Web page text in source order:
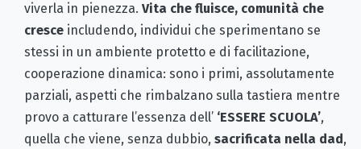
viverla in pienezza. Vita che fluisce, comunità che
cresce includendo, individui che sperimentano se
stessi in un ambiente protetto e di facilitazione,
cooperazione dinamica: sono i primi, assolutamente
parziali, aspetti che rimbalzano sulla tastiera mentre
provo a catturare l’essenza dell’ ‘ESSERE SCUOLA’,
quella che viene, senza dubbio, sacrificata nella dad ,